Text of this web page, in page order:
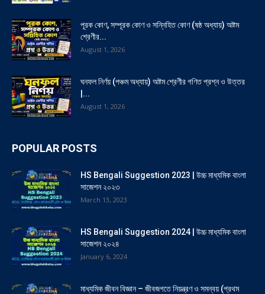
পূরক কোণ, সম্পূরক কোণ ও সন্নিহিত কোণ (ষষ্ঠ অধ্যায়) অষ্টম
শ্রেণীর...
August 1, 2026
ঘনফল নির্ণয় (পঞ্চম অধ্যায়) অষ্টম শ্রেণীর গণিত প্রশ্ন ও উত্তর
|...
August 1, 2026
POPULAR POSTS
HS Bengali Suggestion 2023 | উচ্চ মাধ্যমিক বাংলা
সাজেশন ২০২৩
March 13, 2023
HS Bengali Suggestion 2024 | উচ্চ মাধ্যমিক বাংলা
সাজেশন ২০২৪
January 6, 2024
মাধ্যমিক জীবন বিজ্ঞান – জীবজগতে নিয়ন্ত্রণ ও সমন্বয় (প্রথম